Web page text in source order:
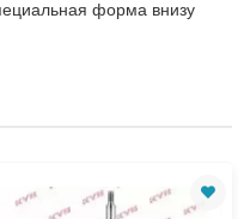
форма внизу